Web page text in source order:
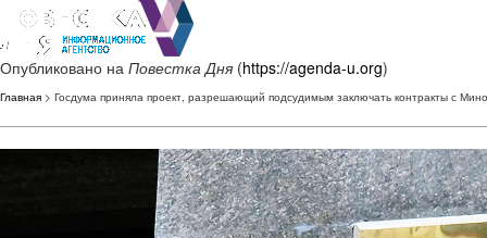
Опубликовано на Повестка Дня (https://agenda-u.org)
Главная > Госдума приняла проект, разрешающий подсудимым заключать контракты с